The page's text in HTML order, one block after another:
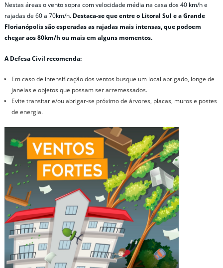
Nestas áreas o vento sopra com velocidade média na casa dos 40 km/h e
rajadas de 60 a 70km/h. Destaca-se que entre o Litoral Sul e a Grande
Florianópolis são esperadas as rajadas mais intensas, que podoem
chegar aos 80km/h ou mais em alguns momentos.
A Defesa Civil recomenda:
Em caso de intensificação dos ventos busque um local abrigado, longe de
janelas e objetos que possam ser arremessados.
Evite transitar e/ou abrigar-se próximo de árvores, placas, muros e postes
de energia.